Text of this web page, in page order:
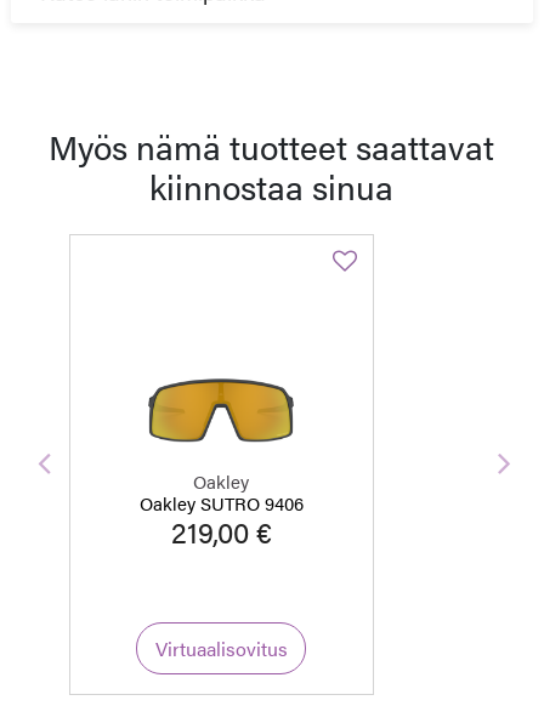
Myös nämä tuotteet saattavat
kiinnostaa sinua
Oakley
Oakley SUTRO 9406
219,00 €
Virtuaalisovitus
Edellinen